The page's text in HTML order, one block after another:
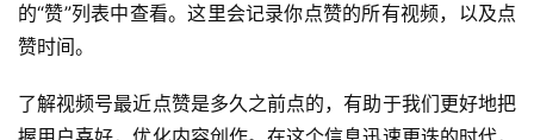
首
页
自
的“赞”列表中查看。这里会记录你点赞的所有视频，以及点
赞时间。
了解视频号最近点赞是多久之前点的，有助于我们更好地把